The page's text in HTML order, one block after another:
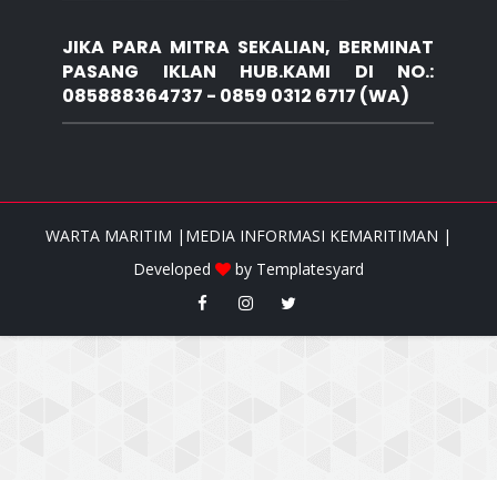
JIKA PARA MITRA SEKALIAN, BERMINAT
PASANG IKLAN HUB.KAMI DI NO.:
085888364737 - 0859 0312 6717 (WA)
WARTA MARITIM |MEDIA INFORMASI KEMARITIMAN |
Developed
by Templatesyard